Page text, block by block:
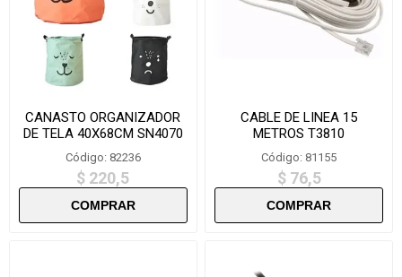
CANASTO ORGANIZADOR
DE TELA 40X68CM SN4070
Código: 82236
$ 220,5
CABLE DE LINEA 15
METROS T3810
Código: 81155
$ 76,5